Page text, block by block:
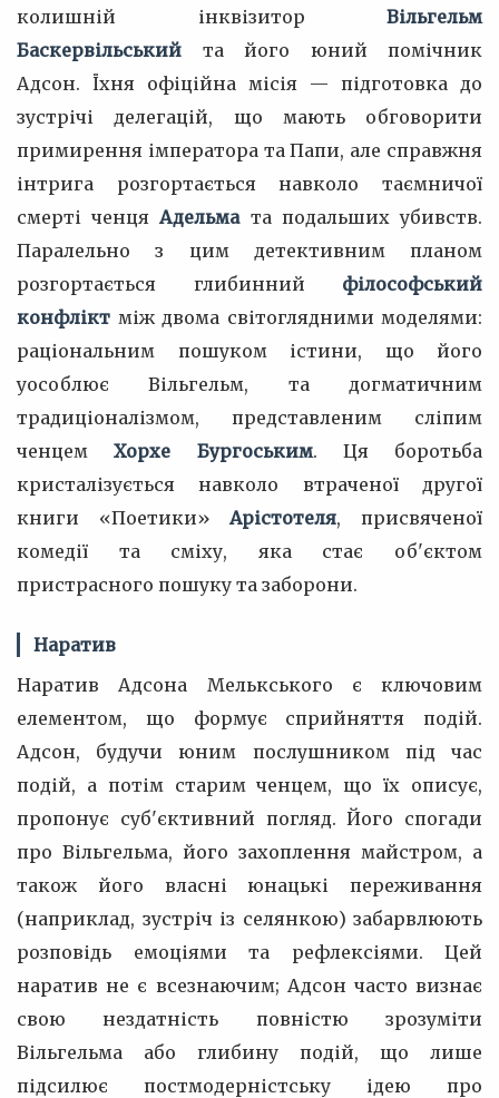
колишній інквізитор Вільгельм
Баскервільський та його юний помічник
Адсон. Їхня офіційна місія — підготовка до
зустрічі делегацій, що мають обговорити
примирення імператора та Папи, але справжня
інтрига розгортається навколо таємничої
смерті ченцяАдельмата подальших убивств.
Паралельно з цим детективним планом
розгортається глибинний філософський
конфлікт між двома світоглядними моделями:
раціональним пошуком істини, що його
уособлює Вільгельм, та догматичним
традиціоналізмом, представленим сліпим
ченцемХорхе Бургоським. Ця боротьба
кристалізується навколо втраченої другої
книги «Поетики»Арістотеля, присвяченої
комедії та сміху, яка стає об'єктом
пристрасного пошуку та заборони.
Наратив
Наратив Адсона Мелькського є ключовим
елементом, що формує сприйняття подій.
Адсон, будучи юним послушником під час
подій, а потім старим ченцем, що їх описує,
пропонує суб'єктивний погляд. Його спогади
про Вільгельма, його захоплення майстром, а
також його власні юнацькі переживання
(наприклад, зустріч із селянкою) забарвлюють
розповідь емоціями та рефлексіями. Цей
наратив не є всезнаючим; Адсон часто визнає
свою нездатність повністю зрозуміти
Вільгельма або глибину подій, що лише
підсилює постмодерністську ідею про